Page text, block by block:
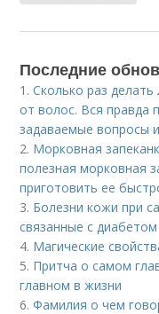
Последние
1.Сколько раз
от волос. Вся правда
задаваемые вопросы
2. Морковная
полезная морковная
приготовить ее
3. Болезни кожи при
связанные с диабетом
4. Магические
5. Притча о самом
главном в жизни
6.Фамилия о чем